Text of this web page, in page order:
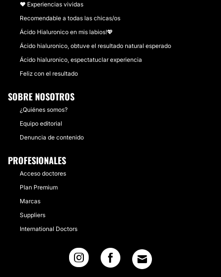
❤️ Experiencias vividas
Recomendable a todas las chicas/os
Ácido Hialuronico en mis labios!💖
Ácido hialuronico, obtuve el resultado natural esperado
Ácido hialuronico, espectatuclar experiencia
Feliz con el resultado
SOBRE NOSOTROS
¿Quiénes somos?
Equipo editorial
Denuncia de contenido
PROFESIONALES
Acceso doctores
Plan Premium
Marcas
Suppliers
International Doctors